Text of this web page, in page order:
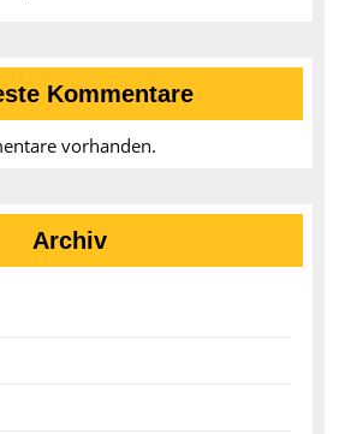
Kommentare
vorhanden.
Archiv